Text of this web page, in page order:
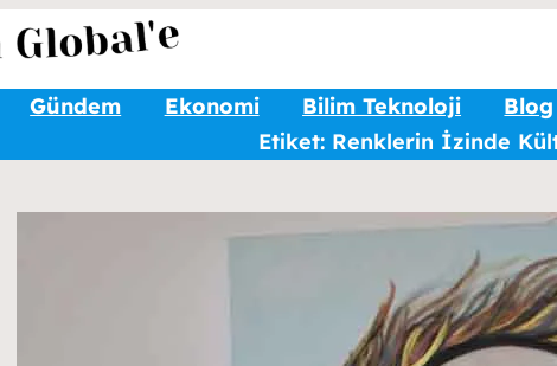
Gündem Ekonomi Bilim Teknoloji Blog
Etiket: Renklerin İzinde